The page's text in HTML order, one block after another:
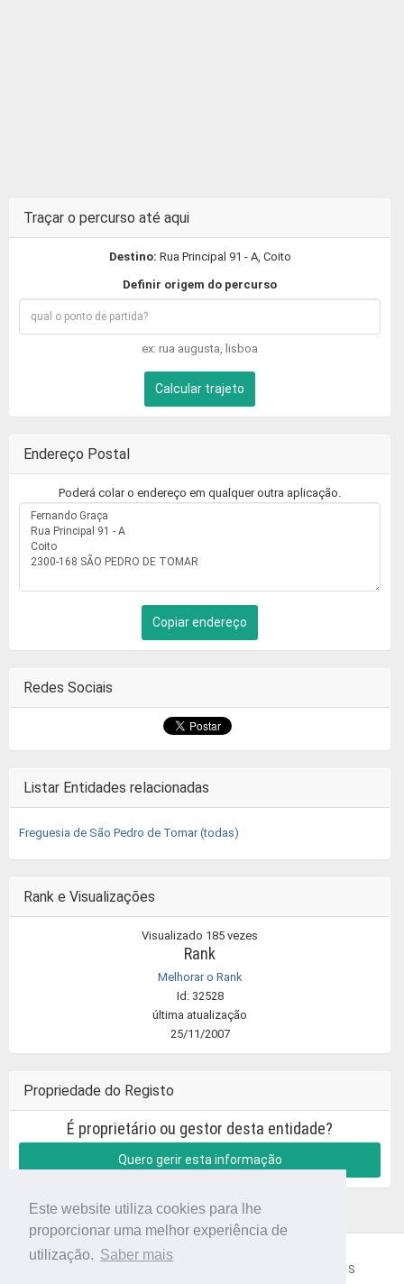
Este website utiliza cookies para lhe
proporcionar uma melhor experiência de
utilização. Saber mais
Traçar o percurso até aqui
Destino: Rua Principal 91 - A, Coito
Definir origem do percurso
ex: rua augusta, lisboa
Calcular trajeto
Endereço Postal
Poderá colar o endereço em qualquer outra aplicação.
Copiar endereço
Redes Sociais
Listar Entidades relacionadas
Freguesia de São Pedro de Tomar (todas)
Rank e Visualizações
Visualizado 185 vezes
Rank
Melhorar o Rank
Id: 32528
última atualização
25/11/2007
Propriedade do Registo
É proprietário ou gestor desta entidade?
Quero gerir esta informação
TERMOS E CONDIÇÕES